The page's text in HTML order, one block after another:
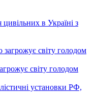
в Україні з
світу голодом